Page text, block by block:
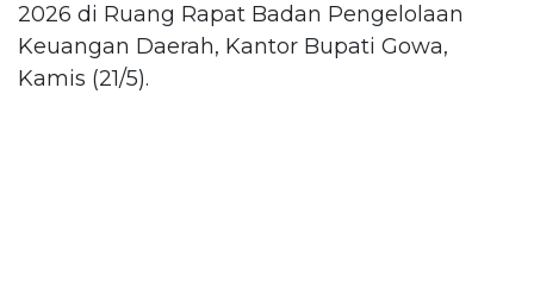
2026 di Ruang Rapat Badan Pengelolaan
Keuangan Daerah, Kantor Bupati Gowa,
Kamis (21/5).